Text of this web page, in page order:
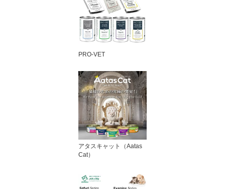
PRO-VET
アタスキャット（Aatas
Cat）